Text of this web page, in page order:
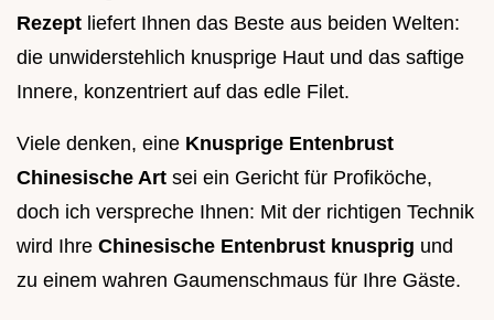
Rezept liefert Ihnen das Beste aus beiden Welten:
die unwiderstehlich knusprige Haut und das saftige
Innere, konzentriert auf das edle Filet.
Viele denken, eine Knusprige Entenbrust
Chinesische Art sei ein Gericht für Profiköche,
doch ich verspreche Ihnen: Mit der richtigen Technik
wird Ihre Chinesische Entenbrust knusprig und
zu einem wahren Gaumenschmaus für Ihre Gäste.